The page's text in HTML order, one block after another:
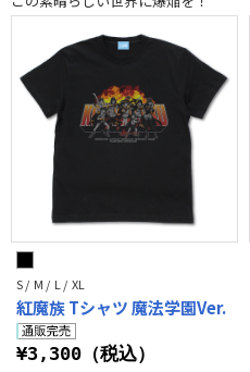
S / M / L / XL
紅魔族 Tシャツ 魔法学園Ver.
¥3,300（税込）